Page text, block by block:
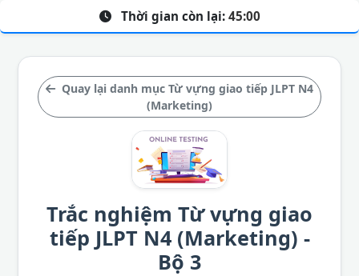
Quay lại danh mục Từ vựng giao tiếp JLPT N4
(Marketing)
Trắc nghiệm Từ vựng giao
tiếp JLPT N4 (Marketing) -
Bộ 3
Thời gian còn lại: 45:00